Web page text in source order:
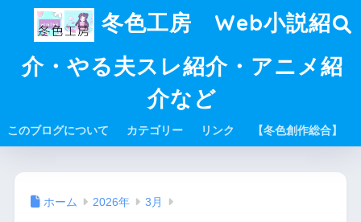
冬色工房 Web小説紹
介・やる夫スレ紹介・アニメ紹
介など
このブログについて カテゴリー リンク 【冬色創作総合】
ホーム 2026年 3月